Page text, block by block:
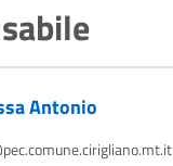
Antonio